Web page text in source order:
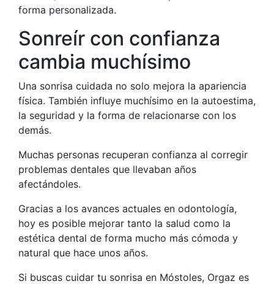
forma personalizada.
Sonreír con confianza
cambia muchísimo
Una sonrisa cuidada no solo mejora la apariencia
física. También influye muchísimo en la autoestima,
la seguridad y la forma de relacionarse con los
demás.
Muchas personas recuperan confianza al corregir
problemas dentales que llevaban años
afectándoles.
Gracias a los avances actuales en odontología,
hoy es posible mejorar tanto la salud como la
estética dental de forma mucho más cómoda y
natural que hace unos años.
Si buscas cuidar tu sonrisa en Móstoles, Orgaz es